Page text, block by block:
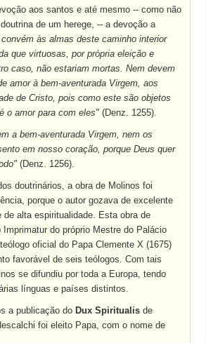
aos santos e até mesmo -- como não
de um herege, -- a devoção a
convém às almas deste caminho interior
que virtuosas, por própria eleição e
caso, não estariam mortas. Nem devem
amor à bem-aventurada Virgem, aos
de Cristo, pois como este são objetos
o amor para com eles"(Denz. 1255).
a bem-aventurada Virgem, nem os
em nosso coração, porque Deus quer
(Denz. 1256).
doutrinários, a obra de Molinos foi
porque o autor gozava de excelente
de alta espiritualidade. Esta obra de
do próprio Mestre do Palácio
oficial do Papa Clemente X (1675)
favorável de seis teólogos. Com tais
se difundiu por toda a Europa, tendo
línguas e países distintos.
a publicação do Dux Spiritualis de
foi eleito Papa, com o nome de